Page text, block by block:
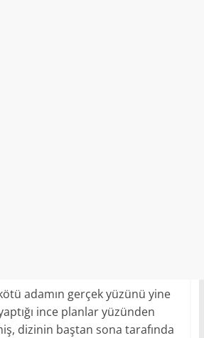
adamın gerçek yüzünü yine
ince planlar yüzünden
dizinin baştan sona tarafında